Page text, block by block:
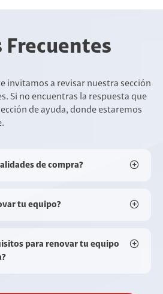
Frecuentes
invitamos a revisar nuestra sección
Si no encuentras la respuesta que
de ayuda, donde estaremos
de compra?
tu equipo?
para renovar tu equipo